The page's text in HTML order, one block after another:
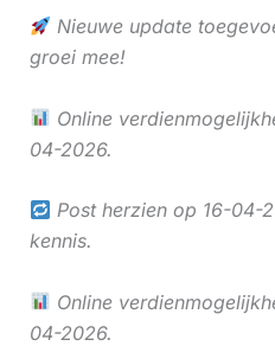
Nieuwe update
groei mee!
Online
04-2026.
Post herzien op 16-04-
kennis.
Online
04-2026.